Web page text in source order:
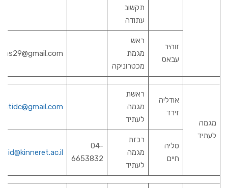
תקשוב
עתודה
זוהיר
עבאס
ראש
מגמת
מכטרוניקה
מגמה
לעתיד
אודליה
זירד
ראשת
מגמה
לעתיד
טליה
חיים
רכזת
מגמה
לעתיד
04-
6653832
atid@kinneret.ac.il